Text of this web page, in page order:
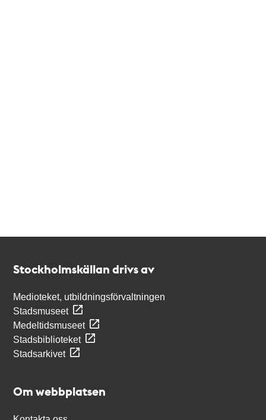
Stockholmskällan drivs av
Medioteket, utbildningsförvaltningen
Stadsmuseet
Medeltidsmuseet
Stadsbiblioteket
Stadsarkivet
Om webbplatsen